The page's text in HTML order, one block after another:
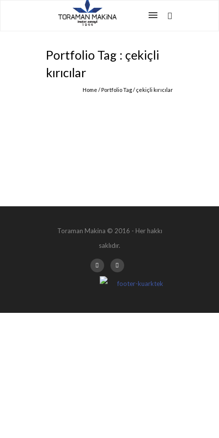
Portfolio Tag : çekiçli
kırıcılar
Home / Portfolio Tag / çekiçli kırıcılar
Toraman Makina © 2016 - Her hakkı
saklıdır.